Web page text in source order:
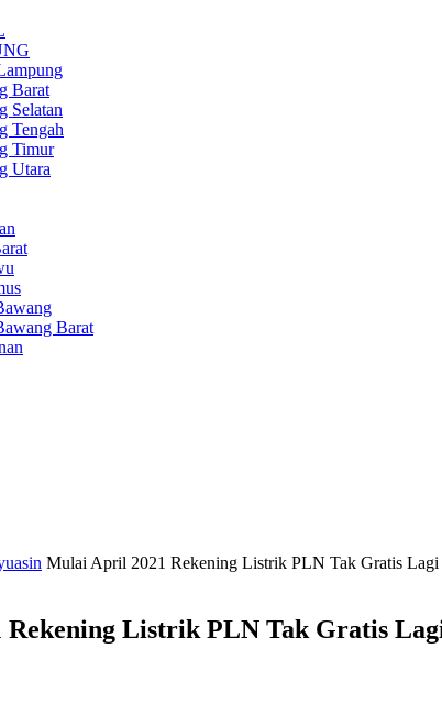
Barat
Selatan
Tengah
Timur
Utara
Barat
Mulai April 2021 Rekening Listrik PLN Tak Gratis Lagi
Listrik PLN Tak Gratis